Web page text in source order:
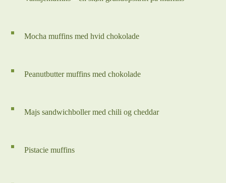
Mocha muffins med hvid chokolade
Peanutbutter muffins med chokolade
Majs sandwichboller med chili og cheddar
Pistacie muffins